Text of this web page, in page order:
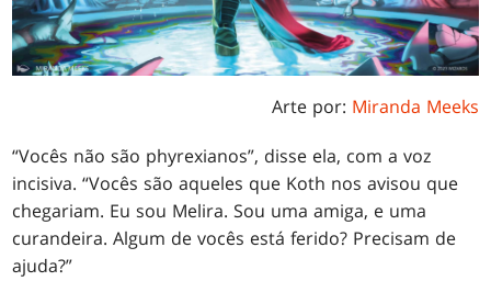
Arte por: Miranda Meeks
“Vocês não são phyrexianos”, disse ela, com a voz
incisiva. “Vocês são aqueles que Koth nos avisou que
chegariam. Eu sou Melira. Sou uma amiga, e uma
curandeira. Algum de vocês está ferido? Precisam de
ajuda?”